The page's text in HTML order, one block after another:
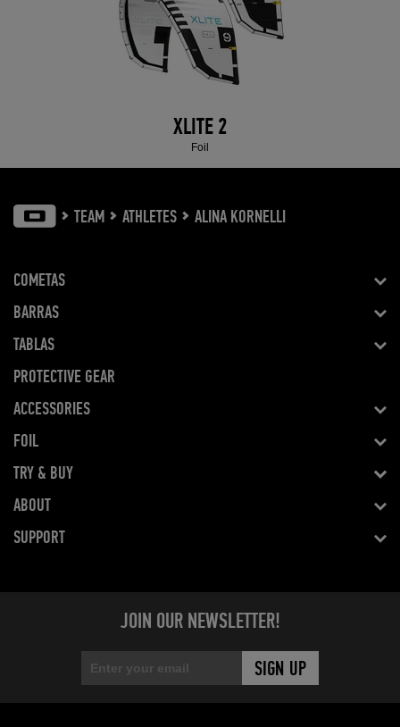
XLITE 2
Foil
TEAM ATHLETES ALINA KORNELLI
COMETAS
BARRAS
TABLAS
PROTECTIVE GEAR
ACCESSORIES
FOIL
TRY & BUY
ABOUT
SUPPORT
JOIN OUR NEWSLETTER!